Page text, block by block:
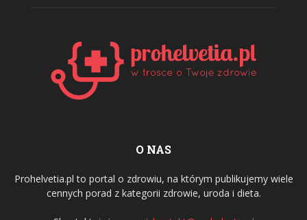
O NAS
Prohelvetia.pl to portal o zdrowiu, na którym publikujemy wiele
cennych porad z kategorii zdrowie, uroda i dieta.